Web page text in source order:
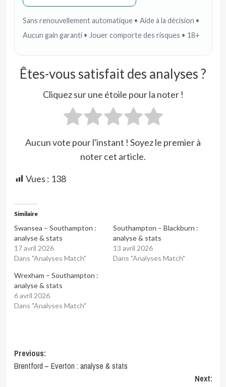
Sans renouvellement automatique • Aide à la décision •
Aucun gain garanti • Jouer comporte des risques • 18+
Êtes-vous satisfait des analyses ?
Cliquez sur une étoile pour la noter !
Aucun vote pour l'instant ! Soyez le premier à
noter cet article.
Vues : 138
Similaire
Swansea – Southampton :
analyse & stats
17 avril 2026
Dans "Analyses Match"
Southampton – Blackburn :
analyse & stats
13 avril 2026
Dans "Analyses Match"
Wrexham – Southampton :
analyse & stats
6 avril 2026
Dans "Analyses Match"
Post
navigation
Previous:
Brentford – Everton : analyse & stats
Next: